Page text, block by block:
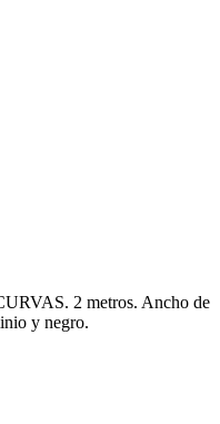
2 metros. Ancho de
y negro.